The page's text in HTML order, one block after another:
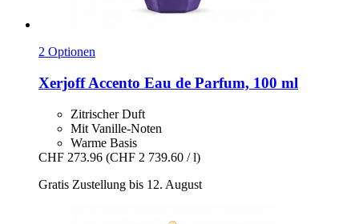
2 Optionen
XerjoffAccento Eau de Parfum, 100 ml
Zitrischer Duft
Mit Vanille-Noten
Warme Basis
CHF 273.96 (CHF 2 739.60 / l)
Gratis Zustellung bis 12. August